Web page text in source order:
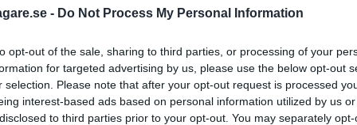
- Do Not Process My Personal Information
opt-out of the sale, sharing to third parties, or processing of your
for targeted advertising by us, please use the below opt-out
selection. Please note that after your opt-out request is processed
interest-based ads based on personal information utilized by us
to third parties prior to your opt-out. You may separately
Model S fattade eld i ett parkeringsgarage i Kina i
där de ändrat i inställningarna för laddning
uppger att Tesla jobbar på en lösning för att mildra